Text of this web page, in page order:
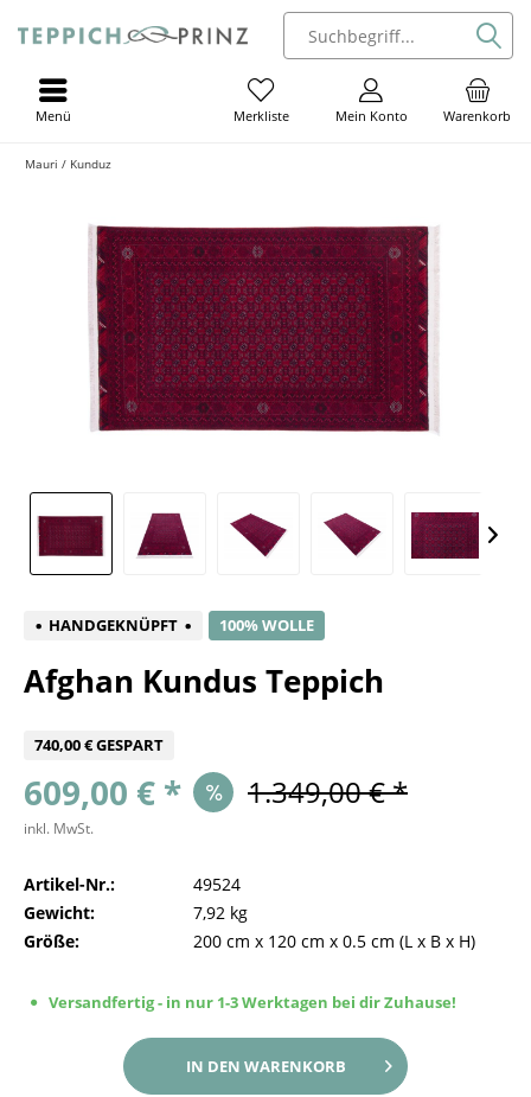
Warenkorb
Mein Konto
Merkliste
Menü
Mauri / Kunduz
HANDGEKNÜPFT 100% WOLLE
Afghan Kundus Teppich
740,00 € GESPART
609,00 € * 1.349,00 € *
inkl. MwSt.
Artikel-Nr.:
49524
Gewicht:
7,92 kg
Größe:
200 cm x 120 cm x 0.5 cm (L x B x H)
Versandfertig - in nur 1-3 Werktagen bei dir Zuhause!
IN DEN WARENKORB